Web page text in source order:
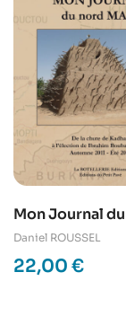
Mon Journal
Mali
Daniel ROUSSEL
22,00 €